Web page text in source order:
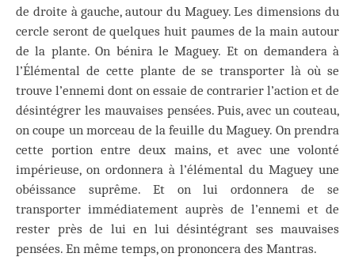
de droite à gauche, autour du Maguey. Les dimensions du
cercle seront de quelques huit paumes de la main autour
de la plante. On bénira le Maguey. Et on demandera à
l’Élémental de cette plante de se transporter là où se
trouve l’ennemi dont on essaie de contrarier l’action et de
désintégrer les mauvaises pensées. Puis, avec un couteau,
on coupe un morceau de la feuille du Maguey. On prendra
cette portion entre deux mains, et avec une volonté
impérieuse, on ordonnera à l’élémental du Maguey une
obéissance suprême. Et on lui ordonnera de se
transporter immédiatement auprès de l’ennemi et de
rester près de lui en lui désintégrant ses mauvaises
pensées. En même temps, on prononcera des Mantras.